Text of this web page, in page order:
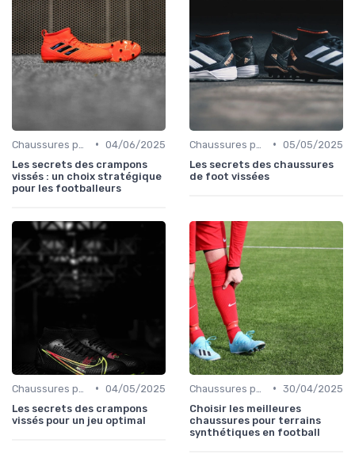
• 04/06/2025
Les secrets des crampons
vissés : un choix stratégique
pour les footballeurs
• 05/05/2025
Les secrets des chaussures
de foot vissées
• 04/05/2025
Les secrets des crampons
vissés pour un jeu optimal
• 30/04/2025
Choisir les meilleures
chaussures pour terrains
synthétiques en football